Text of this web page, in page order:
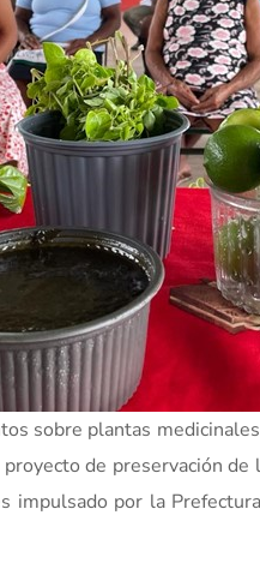
sobre plantas
de preservación
impulsado por la